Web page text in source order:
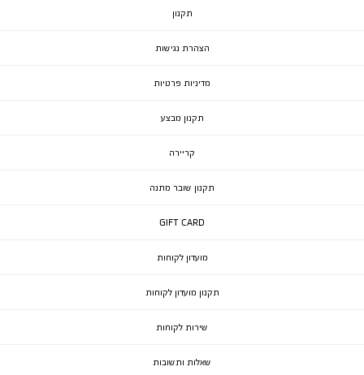
תקנון
הצהרת נגישות
מדיניות פרטיות
תקנון מבצע
קריירה
תקנון שובר מתנה
GIFT CARD
מועדון לקוחות
תקנון מועדון לקוחות
שירות לקוחות
שאלות ותשובות